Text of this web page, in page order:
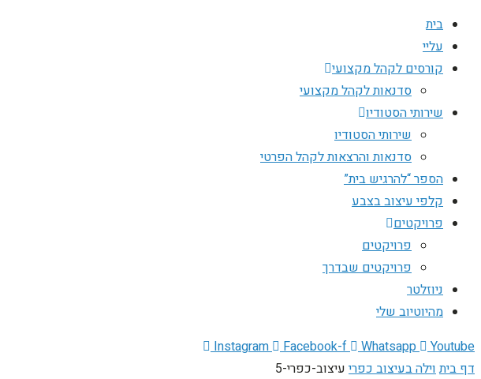
בית
עליי
קורסים לקהל מקצועי
סדנאות לקהל מקצועי
שירותי הסטודיו
שירותי הסטודיו
סדנאות והרצאות לקהל הפרטי
הספר “להרגיש בית”
קלפי עיצוב בצבע
פרויקטים
פרויקטים
פרויקטים שבדרך
ניוזלטר
מהיוטיוב שלי
Instagram
Facebook-f Whatsapp
Youtube
דף ביתוילה בעיצוב כפרי עיצוב-כפרי-5